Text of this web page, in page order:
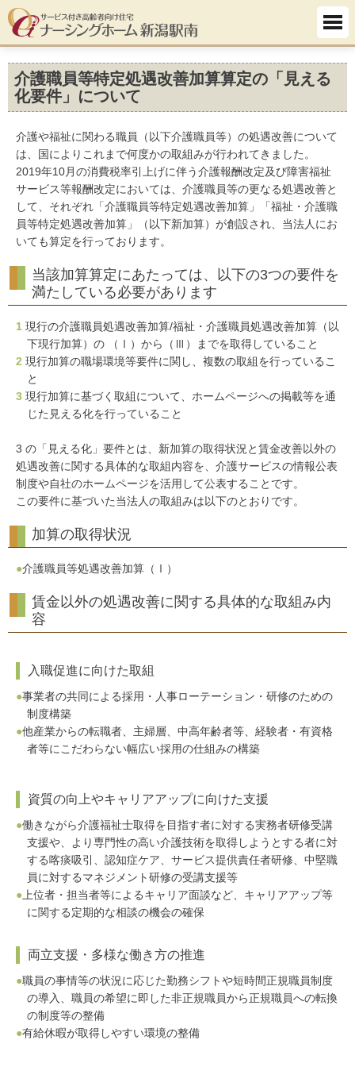
介護職員等特定処遇改善加算算定の「見える
化要件」について
介護や福祉に関わる職員（以下介護職員等）の処遇改善について
は、国によりこれまで何度かの取組みが行われてきました。
2019年10月の消費税率引上げに伴う介護報酬改定及び障害福祉
サービス等報酬改定においては、介護職員等の更なる処遇改善と
して、それぞれ「介護職員等特定処遇改善加算」「福祉・介護職
員等特定処遇改善加算」（以下新加算）が創設され、当法人にお
いても算定を行っております。
当該加算算定にあたっては、以下の3つの要件を
満たしている必要があります
1 現行の介護職員処遇改善加算/福祉・介護職員処遇改善加算（以
下現行加算）の （Ⅰ）から（Ⅲ）までを取得していること
2 現行加算の職場環境等要件に関し、複数の取組を行っているこ
と
3 現行加算に基づく取組について、ホームページへの掲載等を通
じた見える化を行っていること
3 の「見える化」要件とは、新加算の取得状況と賃金改善以外の
処遇改善に関する具体的な取組内容を、介護サービスの情報公表
制度や自社のホームページを活用して公表することです。
この要件に基づいた当法人の取組みは以下のとおりです。
加算の取得状況
●介護職員等処遇改善加算（Ⅰ）
賃金以外の処遇改善に関する具体的な取組み内
容
入職促進に向けた取組
●事業者の共同による採用・人事ローテーション・研修のための
制度構築
●他産業からの転職者、主婦層、中高年齢者等、経験者・有資格
者等にこだわらない幅広い採用の仕組みの構築
資質の向上やキャリアアップに向けた支援
●働きながら介護福祉士取得を目指す者に対する実務者研修受講
支援や、より専門性の高い介護技術を取得しようとする者に対
する喀痰吸引、認知症ケア、サービス提供責任者研修、中堅職
員に対するマネジメント研修の受講支援等
● 上位者・担当者等によるキャリア面談など、キャリアアップ等
に関する定期的な相談の機会の確保
両立支援・多様な働き方の推進
●職員の事情等の状況に応じた勤務シフトや短時間正規職員制度
の導入、職員の希望に即した非正規職員から正規職員への転換
の制度等の整備
●有給休暇が取得しやすい環境の整備